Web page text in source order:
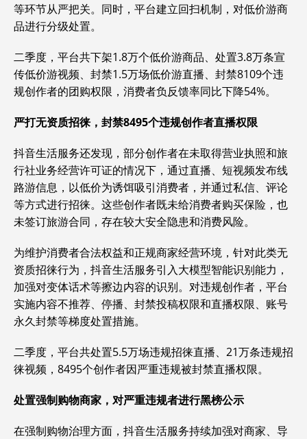
等环节从严把关。同时，平台建立回扫机制，对低价游商
品进行分级处置。
二季度，平台共下架1.8万个低价游商品、处置3.8万条宣
传低价游视频、封禁1.5万场低价游直播、封禁8109个违
规创作者的团购权限，消费者负反馈率同比下降54%。
严打无资质招徕，封禁8495个违规创作者直播权限
抖音生活服务还发现，部分创作者在未取得营业执照和旅
行社业务经营许可证的情况下，通过直播、短视频发布线
路游信息，以低价为诱饵吸引消费者，并通过私信、评论
等方式进行招徕。这些创作者既未给消费者购买保险，也
未签订旅游合同，存在较大安全隐患和消费风险。
为维护消费者合法权益和正规商家经营环境，针对此类无
资质招徕行为，抖音生活服务引入大模型智能识别能力，
加强对变体话术等擦边内容的识别。对违规创作者，平台
实施内容不推荐、停播、封禁投稿权限和直播权限、账号
永久封禁等梯度处置措施。
二季度，平台共处置5.5万场违规招徕直播、21万条违规招
徕视频，8495个创作者因严重违规被封禁直播权限。
处置强制购物商家，对严重违规者进行黑榜公示
在强制购物治理方面，抖音生活服务持续加强对商家、导